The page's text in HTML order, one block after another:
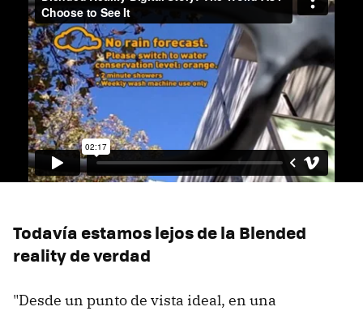
Todavía estamos lejos de la Blended
reality de verdad
"Desde un punto de vista ideal, en una